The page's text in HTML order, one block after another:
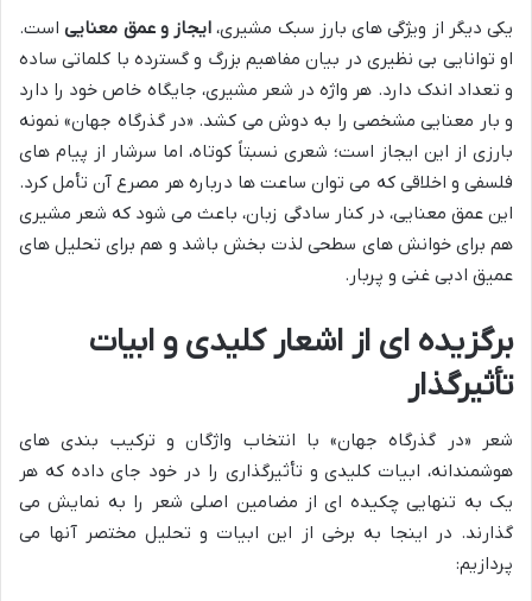
یکی دیگر از ویژگی های بارز سبک مشیری، ایجاز و عمق معناییاست.
او توانایی بی نظیری در بیان مفاهیم بزرگ و گسترده با کلماتی ساده
و تعداد اندک دارد. هر واژه در شعر مشیری، جایگاه خاص خود را دارد
و بار معنایی مشخصی را به دوش می کشد. «در گذرگاه جهان» نمونه
بارزی از این ایجاز است؛ شعری نسبتاً کوتاه، اما سرشار از پیام های
فلسفی و اخلاقی که می توان ساعت ها درباره هر مصرع آن تأمل کرد.
این عمق معنایی، در کنار سادگی زبان، باعث می شود که شعر مشیری
هم برای خوانش های سطحی لذت بخش باشد و هم برای تحلیل های
عمیق ادبی غنی و پربار.
برگزیده ای از اشعار کلیدی و ابیات
تأثیرگذار
شعر «در گذرگاه جهان» با انتخاب واژگان و ترکیب بندی های
هوشمندانه، ابیات کلیدی و تأثیرگذاری را در خود جای داده که هر
یک به تنهایی چکیده ای از مضامین اصلی شعر را به نمایش می
گذارند. در اینجا به برخی از این ابیات و تحلیل مختصر آنها می
پردازیم: